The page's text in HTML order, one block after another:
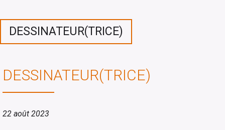
DESSINATEUR(TRICE)
DESSINATEUR(TRICE)
22 août 2023